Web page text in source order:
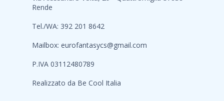
Rende
Tel./WA: 392 201 8642
Mailbox: eurofantasycs@gmail.com
P.IVA 03112480789
Realizzato da Be Cool Italia